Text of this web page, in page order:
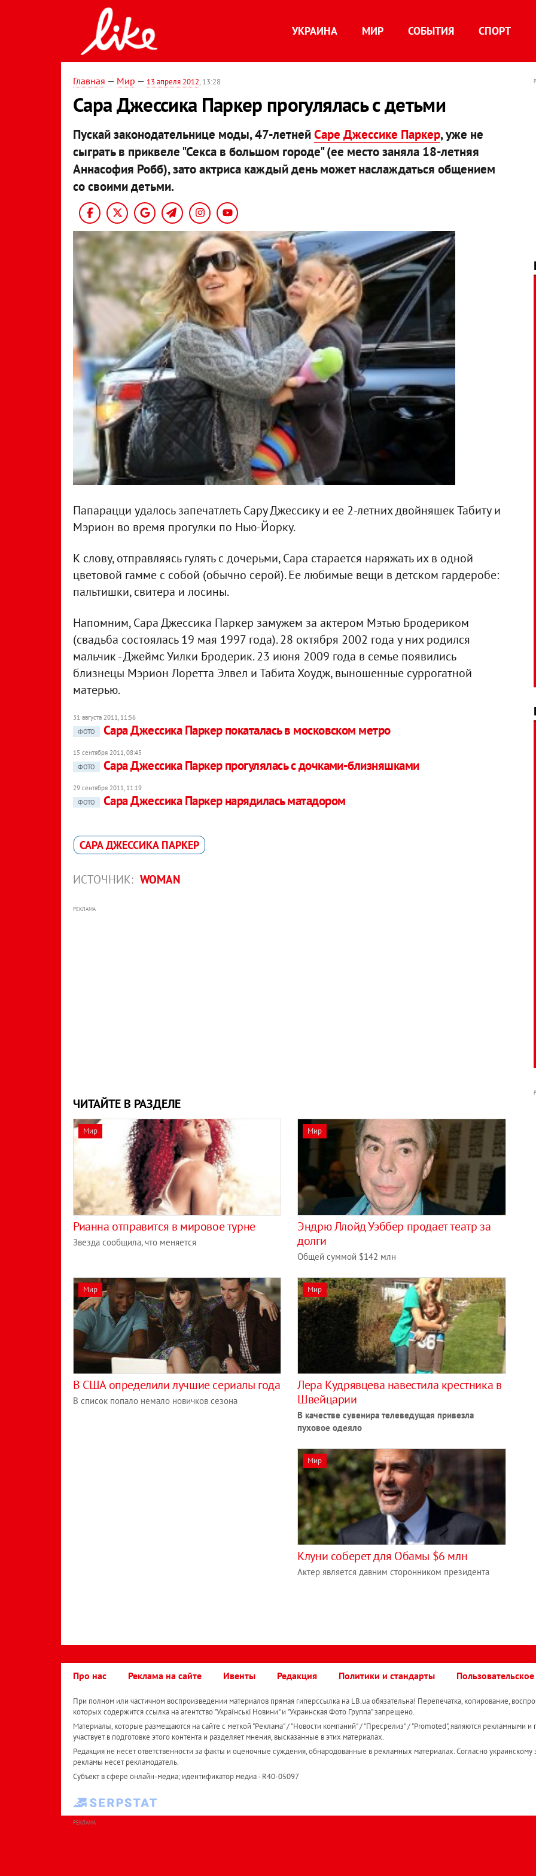
УКРАИНА МИР СОБЫТИЯ СПОРТ
Главная — Мир — 13 апреля 2012, 13:28
Сара Джессика Паркер прогулялась с детьми
Пускай законодательнице моды, 47-летнейСаре Джессике Паркер, уже не
сыграть в приквеле "Секса в большом городе" (ее место заняла 18-летняя
Аннасофия Робб), зато актриса каждый день может наслаждаться общением
со своими детьми.
Папарацци удалось запечатлеть Сару Джессику и ее 2-летних двойняшек Табиту и
Мэрион во время прогулки по Нью-Йорку.
К слову, отправляясь гулять с дочерьми, Сара старается наряжать их в одной
цветовой гамме с собой (обычно серой). Ее любимые вещи в детском гардеробе:
пальтишки, свитера и лосины.
Напомним, Сара Джессика Паркер замужем за актером Мэтью Бродериком
(свадьба состоялась 19 мая 1997 года). 28 октября 2002 года у них родился
мальчик - Джеймс Уилки Бродерик. 23 июня 2009 года в семье появились
близнецы Мэрион Лоретта Элвел и Табита Хоудж, выношенные суррогатной
матерью.
31 августа 2011, 11:56
ФОТО
Сара Джессика Паркер покаталась в московском метро
15 сентября 2011, 08:45
ФОТО
Сара Джессика Паркер прогулялась с дочками-близняшками
29 сентября 2011, 11:19
ФОТО
Сара Джессика Паркер нарядилась матадором
САРА ДЖЕССИКА ПАРКЕР
ИСТОЧНИК: WOMAN
РЕКЛАМА
ЧИТАЙТЕ В РАЗДЕЛЕ
Мир
Рианна отправится в мировое турне
Звезда сообщила, что меняется
Мир
Эндрю Ллойд Уэббер продает театр за
долги
Общей суммой $142 млн
Мир
В США определили лучшие сериалы года
В список попало немало новичков сезона
Мир
Лера Кудрявцева навестила крестника в
Швейцарии
В качестве сувенира телеведущая привезла
пуховое одеяло
Мир
Клуни соберет для Обамы $6 млн
Актер является давним сторонником президента
Про нас Реклама на сайте Ивенты Редакция Политики и стандарты
При полном или частичном воспроизведении материалов прямая гиперссылка на LB.ua обязательна! Перепечатка, копирование,
которых содержится ссылка на агентство "Українськi Новини" и "Украинская Фото Группа" запрещено.
Материалы, которые размещаются на сайте с меткой "Реклама" / "Новости компаний" / "Пресрелиз" / "Promoted", являются рекламными и
участвует в подготовке этого контента и разделяет мнения, высказанные в этих материалах.
Редакция не несет ответственности за факты и оценочные суждения, обнародованные в рекламных материалах. Согласно украинскому
рекламы несет рекламодатель.
Субъект в сфере онлайн-медиа; идентификатор медиа - R40-05097
РЕКЛАМА